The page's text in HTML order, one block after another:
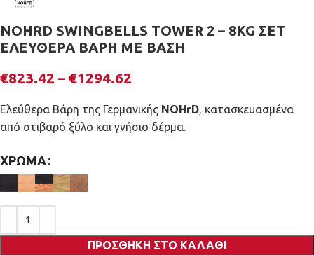
NOHRD SWINGBELLS TOWER 2 – 8KG ΣΕΤ
ΕΛΕΥΘΕΡΑ ΒΑΡΗ ΜΕ ΒΑΣΗ
€823.42 – €1294.62
Ελεύθερα Βάρη της Γερμανικής NOHrD, κατασκευασμένα
από στιβαρό ξύλο και γνήσιο δέρμα.
ΧΡΏΜΑ
ΠΡΟΣΘΉΚΗ ΣΤΟ ΚΑΛΆΘΙ